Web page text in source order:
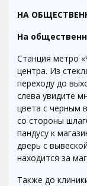
НА
На
Станция метро
центра. Из
переходу до
слева увидите
цвета с черным
со стороны
пандусу к
дверь с
находится за
Также до